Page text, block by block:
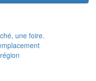
une foire.